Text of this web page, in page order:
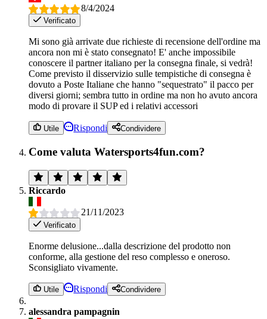
8/4/2024
Verificato
Mi sono già arrivate due richieste di recensione dell'ordine ma
ancora non mi è stato consegnato! E' anche impossibile
conoscere il partner italiano per la consegna finale, si vedrà!
Come previsto il disservizio sulle tempistiche di consegna è
dovuto a Poste Italiane che hanno "sequestrato" il pacco per
diversi giorni; sembra tutto in ordine ma non ho avuto ancora
modo di provare il SUP ed i relativi accessori
Utile Rispondi Condividere
Come valuta Watersports4fun.com?
Riccardo
21/11/2023
Verificato
Enorme delusione...dalla descrizione del prodotto non
conforme, alla gestione del reso complesso e oneroso.
Sconsigliato vivamente.
Utile Rispondi Condividere
alessandra pampagnin